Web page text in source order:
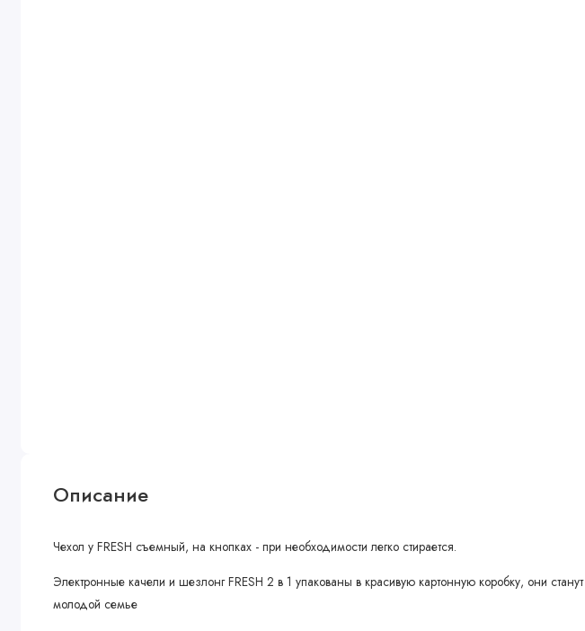
Описание
Чехол у FRESH съемный, на кнопках - при необходимости легко стирается.
Электронные качели и шезлонг FRESH 2 в 1 упакованы в красивую картонную коробку, они
молодой семье